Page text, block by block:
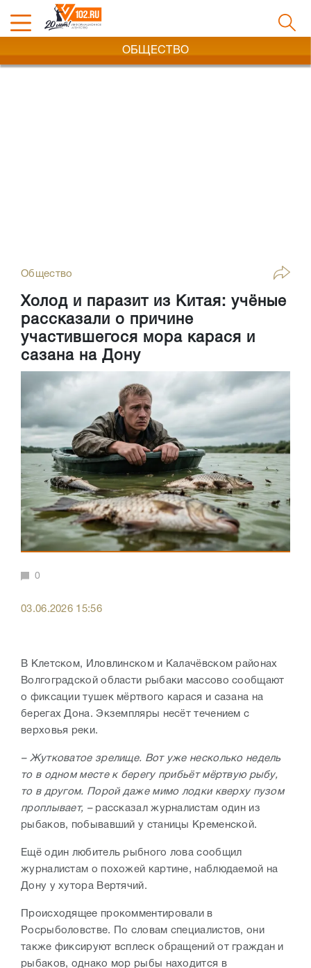
ОБЩЕСТВО
Общество
Холод и паразит из Китая: учёные
рассказали о причине
участившегося мора карася и
сазана на Дону
0
03.06.2026 15:56
В Клетском, Иловлинском и Калачёвском районах
Волгоградской области рыбаки массово сообщают
о фиксации тушек мёртвого карася и сазана на
берегах Дона. Экземпляры несёт течением с
верховья реки.
– Жутковатое зрелище. Вот уже несколько недель
то в одном месте к берегу прибьёт мёртвую рыбу,
то в другом. Порой даже мимо лодки кверху пузом
проплывает, – рассказал журналистам один из
рыбаков, побывавший у станицы Кременской.
Ещё один любитель рыбного лова сообщил
журналистам о похожей картине, наблюдаемой на
Дону у хутора Вертячий.
Происходящее прокомментировали в
Росрыболовстве. По словам специалистов, они
также фиксируют всплеск обращений от граждан и
рыбаков, однако мор рыбы находится в